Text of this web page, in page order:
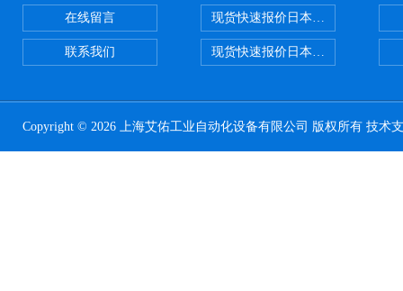
在线留言
联系我们
现货快速报价日本SMC 气动元件
现货快速报价日本SMC气动元件
Copyright © 2026 上海艾佑工业自动化设备有限公司 版权所有 技术